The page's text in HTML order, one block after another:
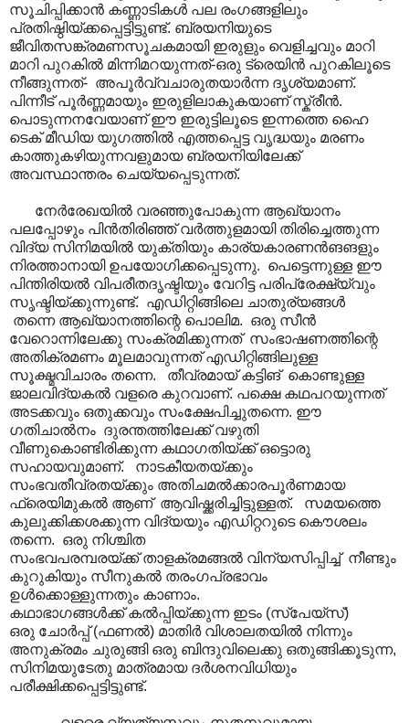
സൂചിപ്പിക്കാൻ കണ്ണാടികൾ പല രംഗങ്ങളിലും
പ്രതിഷ്ഠിയ്ക്കപ്പെട്ടിട്ടുണ്ട്. ബ്രയനിയുടെ
ജീവിതസങ്ക്രമണസൂചകമായി ഇരുളും വെളിച്ചവും മാറി
മാറി പുറകിൽ മിന്നിമറയുന്നത്-ഒരു ട്രെയിൻ പുറകിലൂടെ
നീങ്ങുന്നത്- അപൂർവ്വചാരുതയാർന്ന ദൃശ്യമാണ്.
പിന്നീട് പൂർണ്ണമായും ഇരുളിലാകുകയാണ് സ്ക്രീൻ.
പൊടുന്നനവേയാണ് ഈ ഇരുട്ടിലൂടെ ഇന്നത്തെ ഹൈ
ടെക് മീഡിയ യുഗത്തിൽ എത്തപ്പെട്ട വൃദ്ധയും മരണം
കാത്തുകഴിയുന്നവളുമായ ബ്രയനിയിലേക്ക്
അവസ്ഥാന്തരം ചെയ്യപ്പെടുന്നത്.
നേർരേഖയിൽ വരഞ്ഞുപോകുന്ന ആഖ്യാനം
പലപ്പോഴും പിൻതിരിഞ്ഞ് വർത്തുളമായി തിരിച്ചെത്തുന്ന
വിദ്യ സിനിമയിൽ യുക്തിയും കാര്യകാരണൻങങളും
നിരത്താനായി ഉപയോഗിക്കപ്പെടുന്നു. പെട്ടെന്നുള്ള ഈ
പിന്തിരിയൽ വിപരീതദൃഷ്ടിയും വേറിട്ട പരിപ്രേക്ഷ്യ്‌വും
സൃഷ്ടിയ്ക്കുന്നുണ്ട്. എഡിറ്റിങ്ങിലെ ചാതുര്യങ്ങൾ
തന്നെ ആഖ്യാനത്തിന്റെ പൊലിമ. ഒരു സീൻ
വേറൊന്നിലേക്കു സംക്രമിക്കുന്നത് സംഭാഷണത്തിന്റെ
അതിക്രമണം മൂലമാവുന്നത് എഡിറ്റിങ്ങിലുള്ള
സൂക്ഷ്മവിചാരം തന്നെ. തീവ്രമായ് കട്ടിങ് കൊണ്ടുള്ള
ജാലവിദ്യകൽ വളരെ കുറവാണ്. പക്ഷെ കഥപറയുന്നത്
അടക്കവും ഒതുക്കവും സംക്ഷേപിച്ചുതന്നെ. ഈ
ഗതിചാൽനം ദുരന്തത്തിലേക്ക് വഴുതി
വീണുകൊണ്ടിരിക്കുന്ന കഥാഗതിയ്ക്ക് ഒട്ടൊരു
സഹായവുമാണ്. നാടകീയതയ്ക്കും
സംഭവതീവ്രതയ്ക്കും അതിചമൽക്കാരപൂർണമായ
ഫ്രെയിമുകൽ ആണ് ആവിഷ്ക്കരിച്ചിട്ടുള്ളത്. സമയത്തെ
കുലുക്കിക്കശക്കുന്ന വിദ്യയും എഡിറ്ററുടെ കൌശലം
തന്നെ. ഒരു നിശ്ചിത
സംഭവപരമ്പരയ്ക്ക് താളക്രമങ്ങൽ വിന്യസിപ്പിച്ച് നീണ്ടും
കുറുകിയും സീനുകൽ തരംഗപ്രഭാവം
ഉൾക്കൊള്ളുന്നതും കാണാം.
കഥാഭാഗങ്ങൾക്ക് കൽ‌പ്പിയ്ക്കുന്ന ഇടം (സ്പേയ്സ്)
ഒരു ചോർപ്പ് (ഫണൽ) മാതിർ വിശാലതയിൽ നിന്നും
അനുക്രമം ചുരുങ്ങി ഒരു ബിന്ദുവിലെക്കു ഒതുങ്ങിക്കൂടുന്ന,
സിനിമയുടേതു മാത്രമായ ദർശനവിധിയും
പരീക്ഷിക്കപ്പെട്ടിട്ടുണ്ട്.